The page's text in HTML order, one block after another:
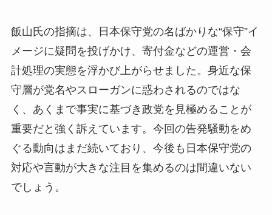
飯山氏の指摘は、日本保守党の名ばかりな“保守”イ
メージに疑問を投げかけ、寄付金などの運営・会
計処理の実態を浮かび上がらせました。身近な保
守層が党名やスローガンに惑わされるのではな
く、あくまで事実に基づき政党を見極めることが
重要だと強く訴えています。今回の告発騒動をめ
ぐる動向はまだ続いており、今後も日本保守党の
対応や言動が大きな注目を集めるのは間違いない
でしょう。